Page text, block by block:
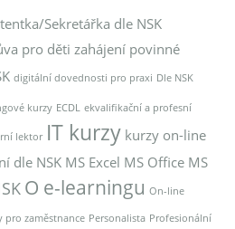
Sekretářka dle NSK
pro děti zahájení povinné
digitální dovednosti pro praxi Dle NSK
kurzy ECDL ekvalifikační a profesní
lektor IT kurzy kurzy on-line
dle NSK MS Excel MS Office MS
O e-learningu On-line
pro zaměstnance Personalista Profesionální